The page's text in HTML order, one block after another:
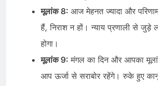
मूलांक 8: आज मेहनत ज्यादा और
हैं, निराश न हों। न्याय प्रणाली से जुड़े
होगा।
मूलांक 9: मंगल का दिन और आपका
आप ऊर्जा से सराबोर रहेंगे। रुके हुए